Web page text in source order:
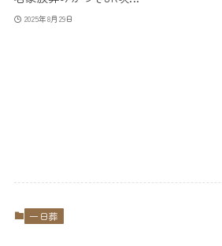
2025年8月29日
一日葬